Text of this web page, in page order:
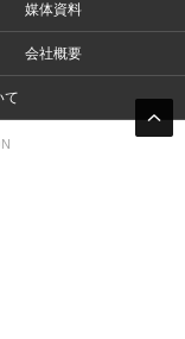
媒体資料
会社概要
て